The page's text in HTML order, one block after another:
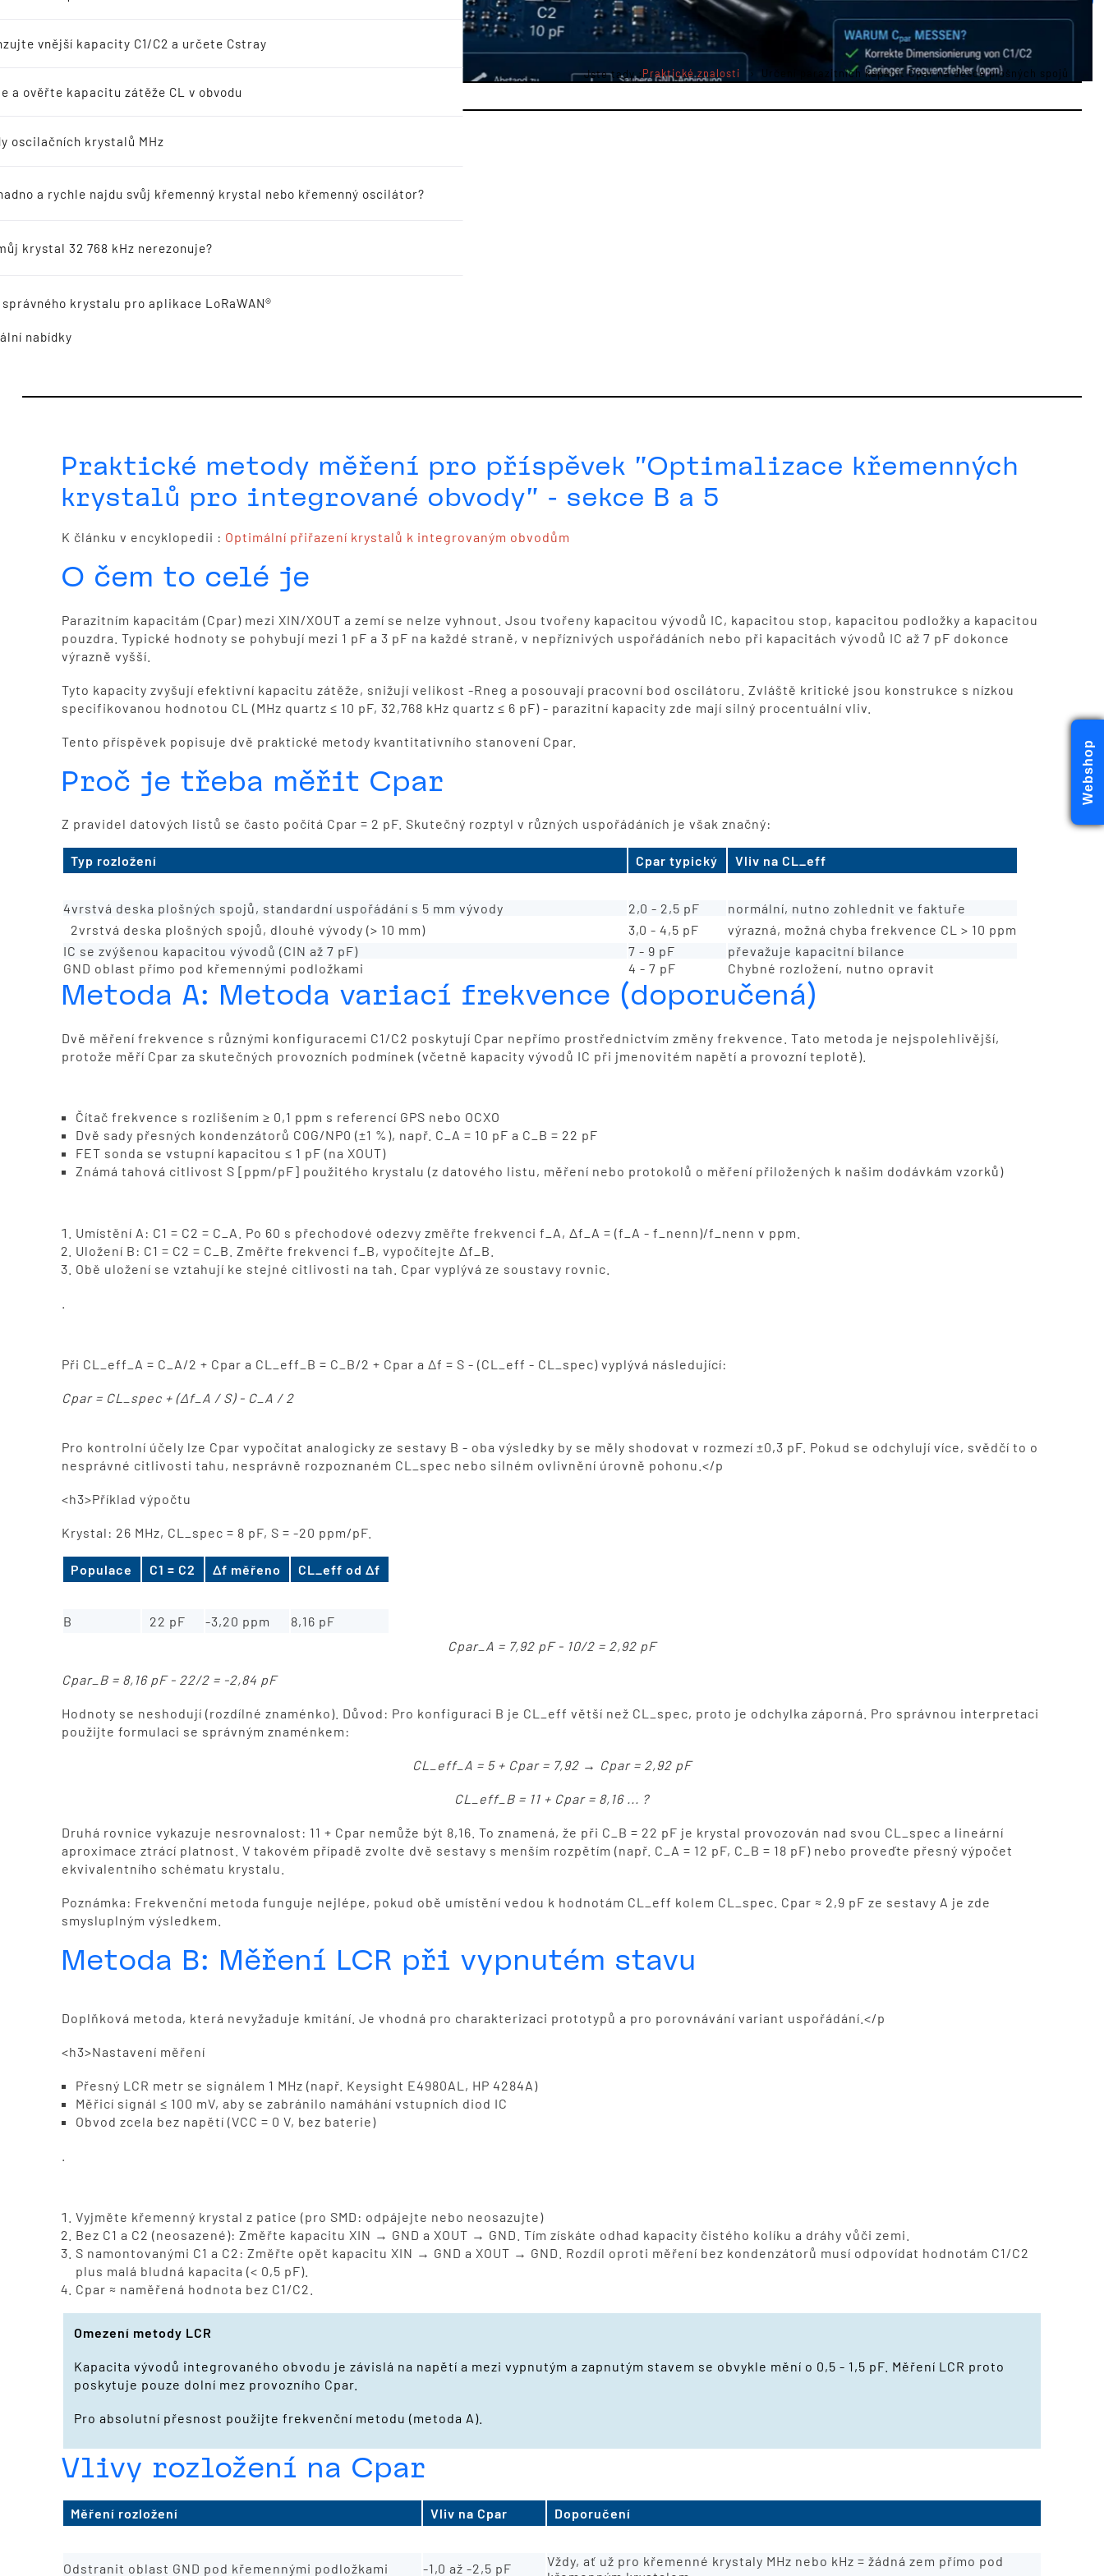
s frekvencí 32 768 kHz
nabídky
vnější kapacity C1/C2 a určete Cstray
a ověřte kapacitu zátěže CL v obvodu
oscilačních krystalů MHz
a rychle najdu svůj křemenný krystal nebo křemenný oscilátor?
krystal 32 768 kHz nerezonuje?
správného krystalu pro aplikace LoRaWAN®
Jste tady :Praktické znalosti Určení parazitních kapacit Cpar na desce plošných spojů
ZAVOLEJTE NÁM!
Praktické metody měření pro příspěvek "Optimalizace křemenných
krystalů pro integrované obvody" - sekce B a 5
K článku v encyklopedii : Optimální přiřazení krystalů k integrovaným obvodům
O čem to celé je
Parazitním kapacitám (Cpar) mezi XIN/XOUT a zemí se nelze vyhnout. Jsou tvořeny kapacitou vývodů IC, kapacitou stop, kapacitou podložky a kapacitou
pouzdra. Typické hodnoty se pohybují mezi 1 pF a 3 pF na každé straně, v nepříznivých uspořádáních nebo při kapacitách vývodů IC až 7 pF dokonce
výrazně vyšší.
Tyto kapacity zvyšují efektivní kapacitu zátěže, snižují velikost -Rneg a posouvají pracovní bod oscilátoru. Zvláště kritické jsou konstrukce s nízkou
specifikovanou hodnotou CL (MHz quartz ≤ 10 pF, 32,768 kHz quartz ≤ 6 pF) - parazitní kapacity zde mají silný procentuální vliv.
Tento příspěvek popisuje dvě praktické metody kvantitativního stanovení Cpar.
Proč je třeba měřit Cpar
Z pravidel datových listů se často počítá Cpar = 2 pF. Skutečný rozptyl v různých uspořádáních je však značný:
Typ rozložení Cpar typický
Vliv na CL_eff
4vrstvá deska plošných spojů, standardní uspořádání s 5 mm vývody
2,0 - 2,5 pF
normální, nutno zohlednit ve faktuře
2vrstvá deska plošných spojů, dlouhé vývody (> 10 mm)
3,0 - 4,5 pF
výrazná, možná chyba frekvence CL > 10 ppm
IC se zvýšenou kapacitou vývodů (CIN až 7 pF)
7 - 9 pF
převažuje kapacitní bilance
GND oblast přímo pod křemennými podložkami
4 - 7 pF Chybné rozložení, nutno opravit
Metoda A: Metoda variací frekvence (doporučená)
Dvě měření frekvence s různými konfiguracemi C1/C2 poskytují Cpar nepřímo prostřednictvím změny frekvence. Tato metoda je nejspolehlivější,
protože měří Cpar za skutečných provozních podmínek (včetně kapacity vývodů IC při jmenovitém napětí a provozní teplotě).
Čítač frekvence s rozlišením ≥ 0,1 ppm s referencí GPS nebo OCXO
Dvě sady přesných kondenzátorů C0G/NP0 (±1 %), např. C_A = 10 pF a C_B = 22 pF
FET sonda se vstupní kapacitou ≤ 1 pF (na XOUT)
Známá tahová citlivost S [ppm/pF] použitého krystalu (z datového listu, měření nebo protokolů o měření přiložených k našim dodávkám vzorků)
Umístění A: C1 = C2 = C_A. Po 60 s přechodové odezvy změřte frekvenci f_A, Δf_A = (f_A - f_nenn)/f_nenn v ppm.
Uložení B: C1 = C2 = C_B. Změřte frekvenci f_B, vypočítejte Δf_B.
Obě uložení se vztahují ke stejné citlivosti na tah. Cpar vyplývá ze soustavy rovnic.
Při CL_eff_A = C_A/2 + Cpar a CL_eff_B = C_B/2 + Cpar a Δf = S - (CL_eff - CL_spec) vyplývá následující:
Cpar = CL_spec + (Δf_A / S) - C_A / 2
Pro kontrolní účely lze Cpar vypočítat analogicky ze sestavy B - oba výsledky by se měly shodovat v rozmezí ±0,3 pF. Pokud se odchylují více, svědčí to o
nesprávné citlivosti tahu, nesprávně rozpoznaném CL_spec nebo silném ovlivnění úrovně pohonu.</p
<h3>Příklad výpočtu
Krystal: 26 MHz, CL_spec = 8 pF, S = -20 ppm/pF.
Populace C1 = C2 Δf měřeno
CL_eff od Δf
B
22 pF -3,20 ppm
8,16 pF
Cpar_A = 7,92 pF - 10/2 = 2,92 pF
Cpar_B = 8,16 pF - 22/2 = -2,84 pF
Hodnoty se neshodují (rozdílné znaménko). Důvod: Pro konfiguraci B je CL_eff větší než CL_spec, proto je odchylka záporná. Pro správnou interpretaci
použijte formulaci se správným znaménkem:
CL_eff_A = 5 + Cpar = 7,92 → Cpar = 2,92 pF
CL_eff_B = 11 + Cpar = 8,16 ... ?
Druhá rovnice vykazuje nesrovnalost: 11 + Cpar nemůže být 8,16. To znamená, že při C_B = 22 pF je krystal provozován nad svou CL_spec a lineární
aproximace ztrácí platnost. V takovém případě zvolte dvě sestavy s menším rozpětím (např. C_A = 12 pF, C_B = 18 pF) nebo proveďte přesný výpočet
ekvivalentního schématu krystalu.
Poznámka: Frekvenční metoda funguje nejlépe, pokud obě umístění vedou k hodnotám CL_eff kolem CL_spec. Cpar ≈ 2,9 pF ze sestavy A je zde
smysluplným výsledkem.
Metoda B: Měření LCR při vypnutém stavu
Doplňková metoda, která nevyžaduje kmitání. Je vhodná pro charakterizaci prototypů a pro porovnávání variant uspořádání.</p
<h3>Nastavení měření
Přesný LCR metr se signálem 1 MHz (např. Keysight E4980AL, HP 4284A)
Měřicí signál ≤ 100 mV, aby se zabránilo namáhání vstupních diod IC
Obvod zcela bez napětí (VCC = 0 V, bez baterie)
Vyjměte křemenný krystal z patice (pro SMD: odpájejte nebo neosazujte)
Bez C1 a C2 (neosazené): Změřte kapacitu XIN → GND a XOUT → GND. Tím získáte odhad kapacity čistého kolíku a dráhy vůči zemi.
S namontovanými C1 a C2: Změřte opět kapacitu XIN → GND a XOUT → GND. Rozdíl oproti měření bez kondenzátorů musí odpovídat hodnotám C1/C2
plus malá bludná kapacita (< 0,5 pF).
Cpar ≈ naměřená hodnota bez C1/C2.
Omezení metody LCR
Kapacita vývodů integrovaného obvodu je závislá na napětí a mezi vypnutým a zapnutým stavem se obvykle mění o 0,5 - 1,5 pF. Měření LCR proto
poskytuje pouze dolní mez provozního Cpar.
Pro absolutní přesnost použijte frekvenční metodu (metoda A).
Vlivy rozložení na Cpar
Měření rozložení Vliv na Cpar
Doporučení
Odstranit oblast GND pod křemennými podložkami
-1,0 až -2,5 pF
Vždy, ať už pro křemenné krystaly MHz nebo kHz = žádná zem přímo pod
Webshop